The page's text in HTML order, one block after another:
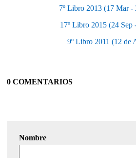
7º Libro 2013 (17 Mar -
17º Libro 2015 (24 Sep
9º Libro 2011 (12 de
0 COMENTARIOS
Nombre